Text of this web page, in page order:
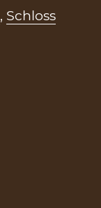
, Schloss